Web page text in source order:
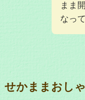
まま
なっ
せかままおし